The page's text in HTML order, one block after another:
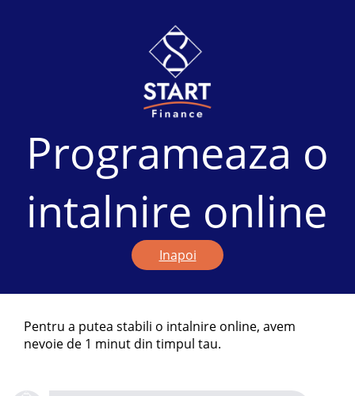
Programeaza o
intalnire online
Inapoi
Pentru a putea stabili o intalnire online, avem
nevoie de 1 minut din timpul tau.